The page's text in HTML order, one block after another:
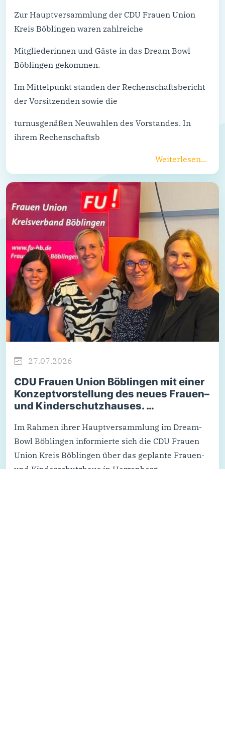
Zur Hauptversammlung der CDU Frauen Union
Kreis Böblingen waren zahlreiche
Mitgliederinnen und Gäste in das Dream Bowl
Böblingen gekommen.
Im Mittelpunkt standen der Rechenschaftsbericht
der Vorsitzenden sowie die
turnusgenäßen Neuwahlen des Vorstandes. In
ihrem Rechenschaftsb
Weiterlesen...
27.07.2026
CDU Frauen Union Böblingen mit einer
Konzeptvorstellung des neues Frauen–
und Kinderschutzhauses. …
Im Rahmen ihrer Hauptversammlung im Dream-
Bowl Böblingen informierte sich die CDU Frauen
Union Kreis Böblingen über das geplante Frauen-
und Kinderschutzhaus in Herrenberg.